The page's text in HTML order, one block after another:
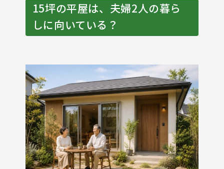
15坪の平屋は、夫婦2人の暮ら
しに向いている？